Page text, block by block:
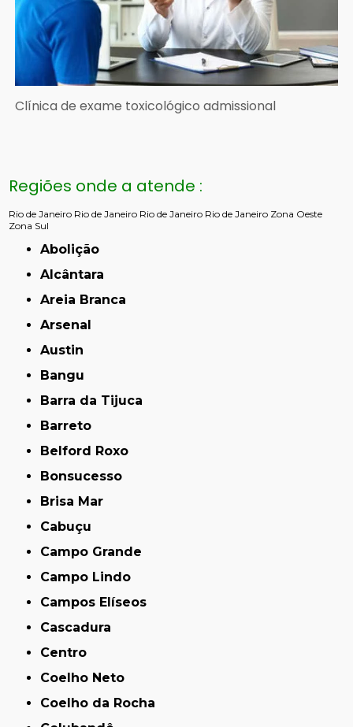
Clínica de exame toxicológico admissional
Regiões onde a atende :
Rio de Janeiro Rio de Janeiro Rio de Janeiro Rio de Janeiro Zona Oeste
Zona Sul
Abolição
Alcântara
Areia Branca
Arsenal
Austin
Bangu
Barra da Tijuca
Barreto
Belford Roxo
Bonsucesso
Brisa Mar
Cabuçu
Campo Grande
Campo Lindo
Campos Elíseos
Cascadura
Centro
Coelho Neto
Coelho da Rocha